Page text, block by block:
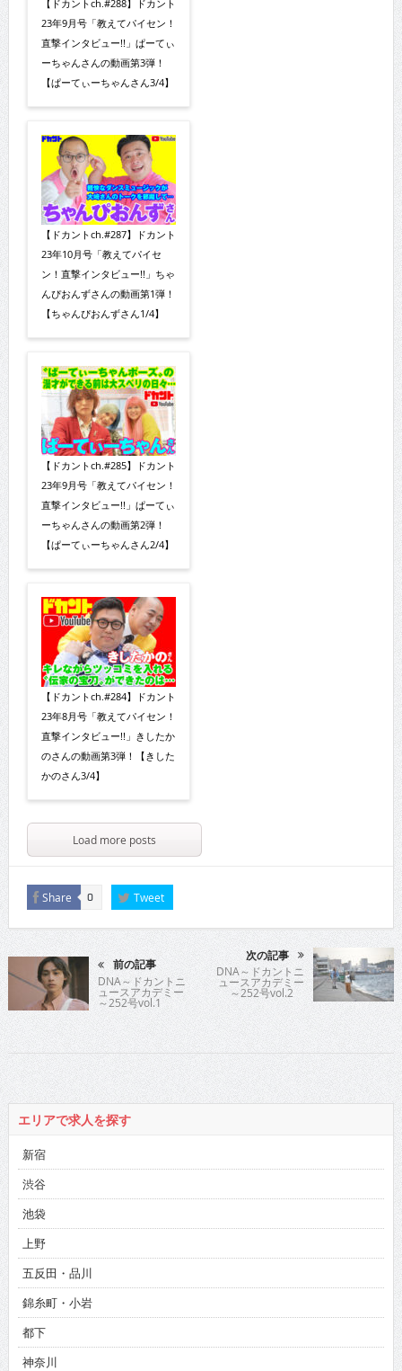
【ドカントch.#288】ドカント
23年9月号「教えてパイセン！
直撃インタビュー!!」ぱーてぃ
ーちゃんさんの動画第3弾！
【ぱーてぃーちゃんさん3/4】
【ドカントch.#287】ドカント
23年10月号「教えてパイセ
ン！直撃インタビュー!!」ちゃ
んぴおんずさんの動画第1弾！
【ちゃんぴおんずさん1/4】
【ドカントch.#285】ドカント
23年9月号「教えてパイセン！
直撃インタビュー!!」ぱーてぃ
ーちゃんさんの動画第2弾！
【ぱーてぃーちゃんさん2/4】
【ドカントch.#284】ドカント
23年8月号「教えてパイセン！
直撃インタビュー!!」きしたか
のさんの動画第3弾！【きした
かのさん3/4】
Load more posts
Share 0 Tweet
前の記事
DNA～ドカントニ
ュースアカデミー
～252号vol.1
次の記事
DNA～ドカントニ
ュースアカデミー
～252号vol.2
エリアで求人を探す
新宿
渋谷
池袋
上野
五反田・品川
錦糸町・小岩
都下
神奈川